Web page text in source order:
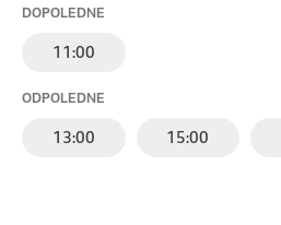
DOPOLEDNE
11:00
ODPOLEDNE
13:00 15:00